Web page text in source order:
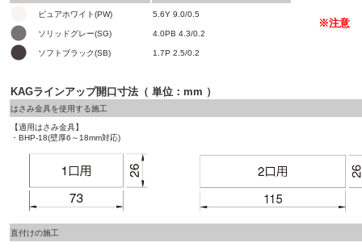
※注意
ピュアホワイト(PW) 5.6Y 9.0/0.5
ソリッドグレー(SG) 4.0PB 4.3/0.2
ソフトブラック(SB) 1.7P 2.5/0.2
KAGラインアップ開口寸法（ 単位：mm ）
はさみ金具を使用する施工
【適用はさみ金具】
・BHP-18(壁厚6～18mm対応)
直付けの施工